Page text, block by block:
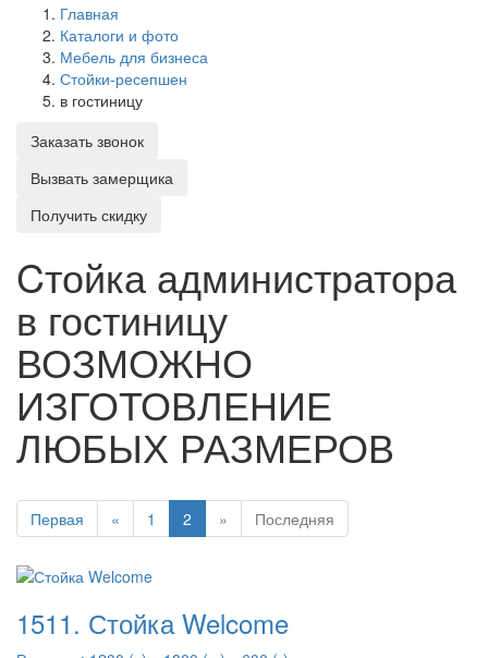
Главная
Каталоги и фото
Мебель для бизнеса
Стойки-ресепшен
в гостиницу
Заказать звонок
Вызвать замерщика
Получить скидку
Cтойка администратора
в гостиницу
ВОЗМОЖНО
ИЗГОТОВЛЕНИЕ
ЛЮБЫХ РАЗМЕРОВ
Первая « 1 2 » Последняя
1511. Стойка Welcome